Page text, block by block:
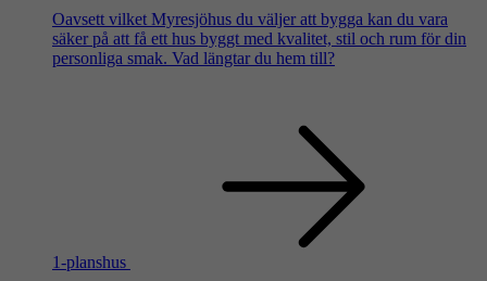
Oavsett vilket Myresjöhus du väljer att bygga kan du vara
säker på att få ett hus byggt med kvalitet, stil och rum för din
personliga smak. Vad längtar du hem till?
1-planshus